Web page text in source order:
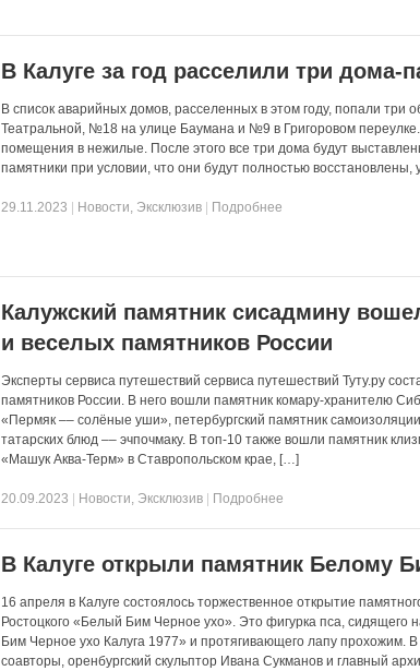
В Калуге за год расселили три дома-
В список аварийных домов, расселенных в этом году, попали три
Театральной, №18 на улице Баумана и №9 в Григоровом
помещения в нежилые. После этого все три дома будут
памятники при условии, что они будут полностью восстановлены,
29.11.2023 | Новости Эксклюзив | Подробнее
Калужский памятник сисадмину
и веселых памятников России
Эксперты сервиса путешествий сервиса путешествий Туту.ру
памятников России. В него вошли памятник комару-хранителю
«Пермяк –– солёные уши», петербургский памятник
татарских блюд –– эчпочмаку. В топ-10 также вошли памятник
«Машук Аква-Терм» в Ставропольском крае, […]
20.09.2023 Новости, Эксклюзив Подробнее
В Калуге открыли памятник Белому
16 апреля в Калуге состоялось торжественное открытие
Ростоцкого «Белый Бим Черное ухо». Это фигурка пса, сидящего
Бим Черное ухо Калуга 1977» и протягивающего лапу прохожим.
соавторы, оренбургский скульптор Ивана Сукманов и главный